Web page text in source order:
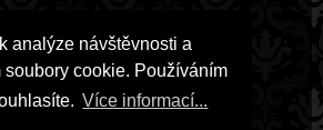
analýze návštěvnosti a
cookie. Používáním
Více informací...
III.